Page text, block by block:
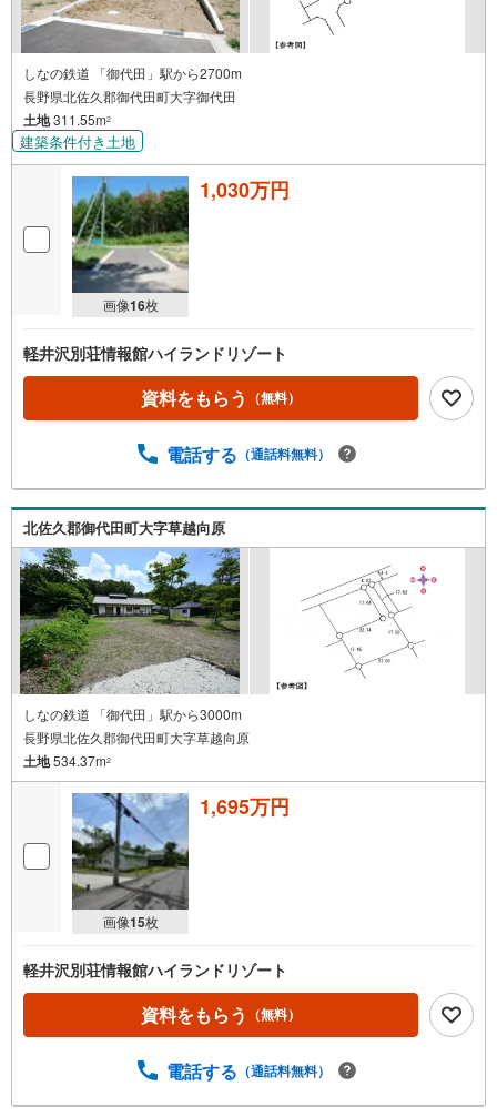
しなの鉄道 「御代田」駅から2700m
長野県北佐久郡御代田町大字御代田
土地311.55m2
建築条件付き土地
画像16枚
1,030万円
軽井沢別荘情報館ハイランドリゾート
資料をもらう （無料）
電話する （通話料無料）
北佐久郡御代田町大字草越向原
しなの鉄道 「御代田」駅から3000m
長野県北佐久郡御代田町大字草越向原
土地534.37m2
画像15枚
1,695万円
軽井沢別荘情報館ハイランドリゾート
資料をもらう （無料）
電話する （通話料無料）